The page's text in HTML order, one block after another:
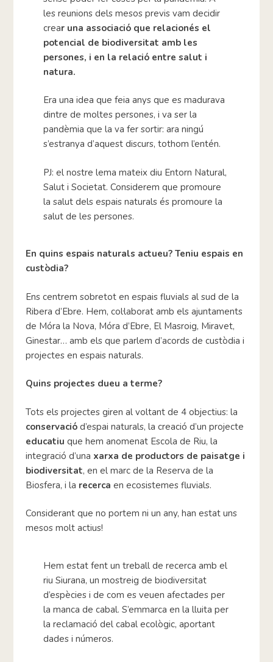
les reunions dels mesos previs vam decidir
crear una associació que relacionés el
potencial de biodiversitat amb les
persones, i en la relació entre salut i
natura.
Era una idea que feia anys que es madurava
dintre de moltes persones, i va ser la
pandèmia que la va fer sortir: ara ningú
s’estranya d’aquest discurs, tothom l’entén.
PJ: el nostre lema mateix diu Entorn Natural,
Salut i Societat. Considerem que promoure
la salut dels espais naturals és promoure la
salut de les persones.
En quins espais naturals actueu? Teniu espais en
custòdia?
Ens centrem sobretot en espais fluvials al sud de la
Ribera d’Ebre. Hem, col·laborat amb els ajuntaments
de Móra la Nova, Móra d’Ebre, El Masroig, Miravet,
Ginestar… amb els que parlem d’acords de custòdia i
projectes en espais naturals.
Quins projectes dueu a terme?
Tots els projectes giren al voltant de 4 objectius: la
conservació d’espai naturals, la creació d’un projecte
educatiu que hem anomenat Escola de Riu, la
integració d’una xarxa de productors de paisatge i
biodiversitat, en el marc de la Reserva de la
Biosfera, i la recerca en ecosistemes fluvials.
Considerant que no portem ni un any, han estat uns
mesos molt actius!
Hem estat fent un treball de recerca amb el
riu Siurana, un mostreig de biodiversitat
d’espècies i de com es veuen afectades per
la manca de cabal. S’emmarca en la lluita per
la reclamació del cabal ecològic, aportant
dades i números.